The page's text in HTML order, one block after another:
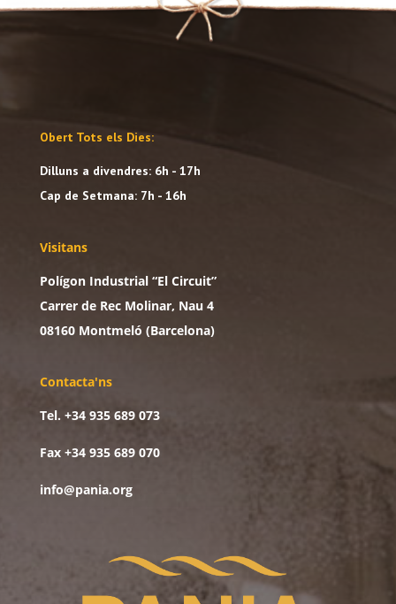
Obert Tots els Dies:
Dilluns a divendres: 6h - 17h
Cap de Setmana: 7h - 16h
Visitans
Polígon Industrial “El Circuit”
Carrer de Rec Molinar, Nau 4
08160 Montmeló (Barcelona)
Contacta'ns
Tel. +34 935 689 073
Fax +34 935 689 070
info@pania.org